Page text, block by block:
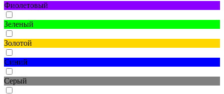
Фиолетовый
Зеленый
Золотой
Синий
Серый